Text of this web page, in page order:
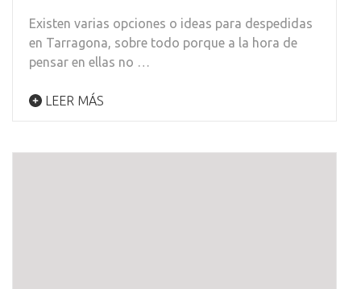
Existen varias opciones o ideas para despedidas
en Tarragona, sobre todo porque a la hora de
pensar en ellas no …
LEER MÁS